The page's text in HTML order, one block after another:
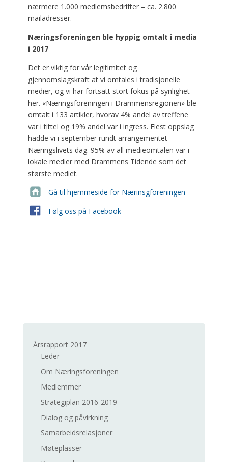
nærmere 1.000 medlemsbedrifter – ca. 2.800
mailadresser.
Næringsforeningen ble hyppig omtalt i media
i 2017
Det er viktig for vår legitimitet og
gjennomslagskraft at vi omtales i tradisjonelle
medier, og vi har fortsatt stort fokus på synlighet
her. «Næringsforeningen i Drammensregionen» ble
omtalt i 133 artikler, hvorav 4% andel av treffene
var i tittel og 19% andel var i ingress. Flest oppslag
hadde vi i september rundt arrangementet
Næringslivets dag. 95% av all medieomtalen var i
lokale medier med Drammens Tidende som det
største mediet.
Gå til hjemmeside for Nærinsgforeningen
Følg oss på Facebook
Årsrapport 2017
Leder
Om Næringsforeningen
Medlemmer
Strategiplan 2016-2019
Dialog og påvirkning
Samarbeidsrelasjoner
Møteplasser